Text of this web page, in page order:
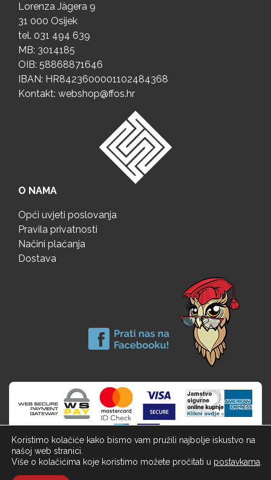
Lorenza Jägera 9
31 000 Osijek
tel. 031 494 639
MB: 3014185
OIB: 58868871646
IBAN: HR8423600001102484368
Kontakt: webshop@ffos.hr
O NAMA
Opći uvjeti poslovanja
Pravila privatnosti
Načini plaćanja
Dostava
Koristimo kolačiće kako bismo vam pružili najbolje iskustvo na
našoj web stranici.
Više o kolačićima koje koristimo možete pročitati u postavkama